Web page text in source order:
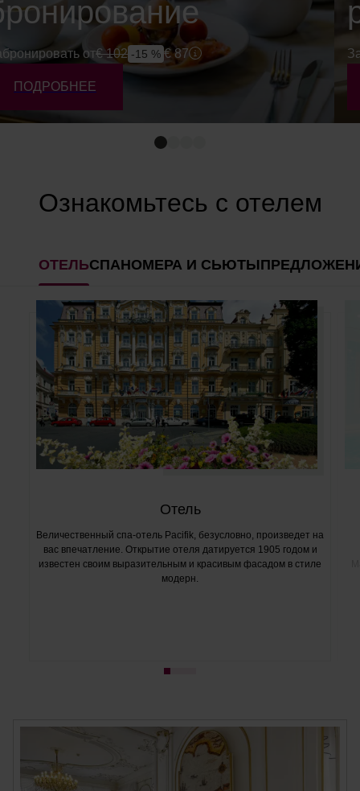
от€102 -15 % €87
ПОДРОБНЕЕ
Ознакомьтесь с отелем
ОТЕЛЬCПАНОМЕРА И СЬЮТЫ
Отель
Величественный спа-отель Pacifik, безусловно, произведет на
вас впечатление. Открытие отеля датируется 1905 годом и
известен своим выразительным и красивым фасадом в стиле
модерн.